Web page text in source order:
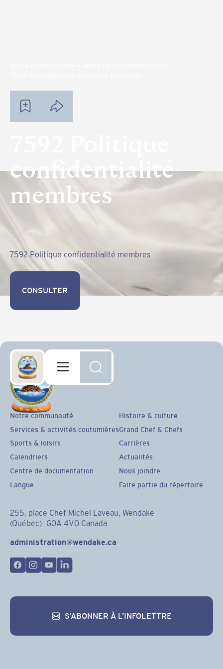
confidentialité
membres
7592 Politique confidentialité membres
CONSULTER
CONSULTER
255, place Chef Michel Laveau, Wendake
(Québec) G0A 4V0 Canada
administration@wendake.ca
Notre communauté
Services & activités coutumières
Sports & loisirs
Calendriers
Centre de documentation
Langue
Histoire & culture
Grand Chef & Chefs
Carrières
Actualités
Nous joindre
Faire partie du répertoire
S’ABONNER À L’INFOLETTRE
S’abonner à l’infolettre